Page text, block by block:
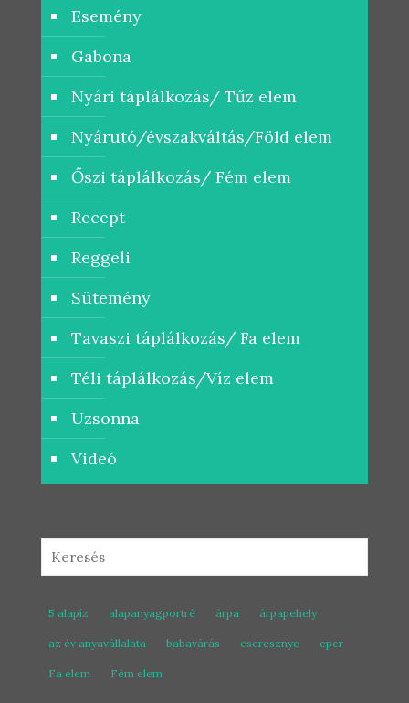
Esemény
Gabona
Nyári táplálkozás/ Tűz elem
Nyárutó/évszakváltás/Föld elem
Őszi táplálkozás/ Fém elem
Recept
Reggeli
Sütemény
Tavaszi táplálkozás/ Fa elem
Téli táplálkozás/Víz elem
Uzsonna
Videó
5 alapíz alapanyagportré árpa árpapehely
az év anyavállalata babavárás cseresznye eper
Fa elem Fém elem